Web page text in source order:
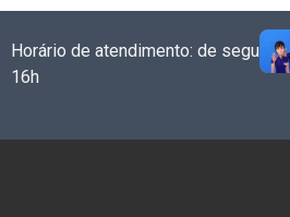
Horário de atendimento: de
16h